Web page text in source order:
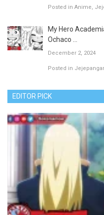
Posted in Anime
My Hero
Ochaco ...
December 2, 2024
Posted in
EDITOR PICK